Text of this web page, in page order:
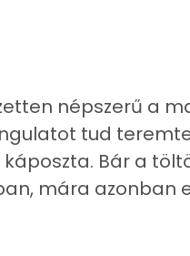
népszerű a
tud
Bár a
mára azonban